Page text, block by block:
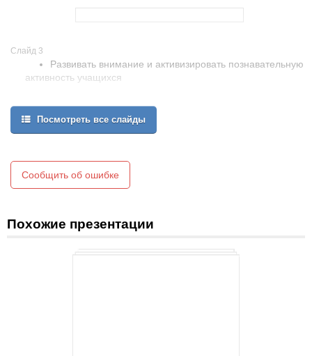
Слайд 3
Развивать внимание и активизировать познавательную
активность учащихся
параметров зубчатых колёс
Привлечение внимания и интереса к изучению таких
ЦЕЛЬ УРОКА
Посмотреть все слайды
Сообщить об ошибке
Похожие презентации